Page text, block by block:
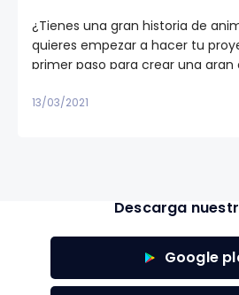
¿Tienes una gran historia de
quieres empezar a hacer tu
primer paso para crear una gran
13/03/2021
Descarga
Google